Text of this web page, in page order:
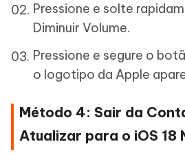
Pressione e solte
Diminuir Volume.
Pressione e segure o
o logotipo da Apple
Método 4: Sair da
Atualizar para o iOS 18